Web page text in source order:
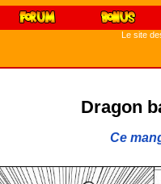
Le site
Dragon
Ce